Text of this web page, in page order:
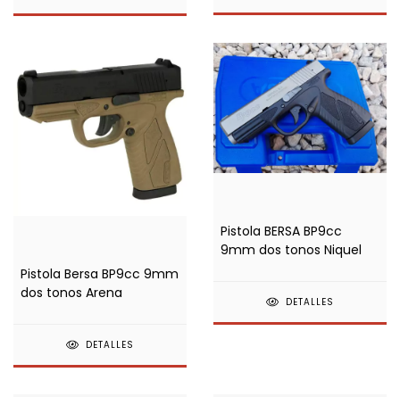
Pistola Bersa BP9cc 9mm
dos tonos Arena
DETALLES
Pistola BERSA BP9cc
9mm dos tonos Niquel
DETALLES